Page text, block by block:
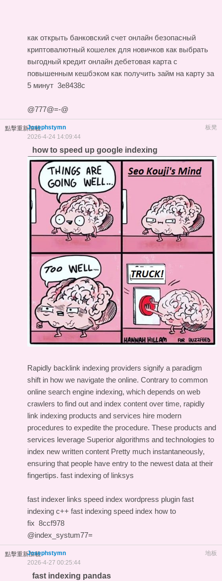
как открыть банковский счет онлайн безопасный
криптовалютный кошелек для новичков как выбрать
выгодный кредит онлайн дебетовая карта с
повышенным кешбэком как получить займ на карту за
5 минут 3e8438c
@777@=-@
點擊重新加載 板凳
Josephstymn
2026-4-24 14:09:44
how to speed up google indexing
Rapidly backlink indexing providers signify a paradigm
shift in how we navigate the online. Contrary to common
online search engine indexing, which depends on web
crawlers to find out and index content over time, rapidly
link indexing products and services hire modern
procedures to expedite the procedure. These products and
services leverage Superior algorithms and technologies to
index new written content Pretty much instantaneously,
ensuring that people have entry to the newest data at their
fingertips. fast indexing of linksys
fast indexer links speed index wordpress plugin fast
indexing c++ fast indexing speed index how to
fix 8ccf978
@index_systum77=
點擊重新加載 地板
Josephstymn
2026-4-27 00:25:44
fast indexing pandas